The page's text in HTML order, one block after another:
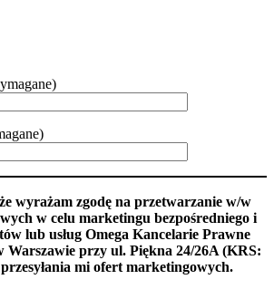
wyrażam zgodę na przetwarzanie w/w
w celu marketingu bezpośredniego i
lub usług Omega Kancelarie Prawne
Warszawie przy ul. Piękna 24/26A (KRS:
mi ofert marketingowych.